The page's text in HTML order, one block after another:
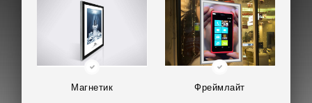
Магнетик Фреймлайт